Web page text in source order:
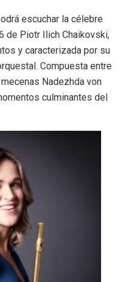
escuchar la célebre
de Piotr Ilich Chaikovski,
y caracterizada por su
Compuesta entre
Nadezhda von
culminantes del